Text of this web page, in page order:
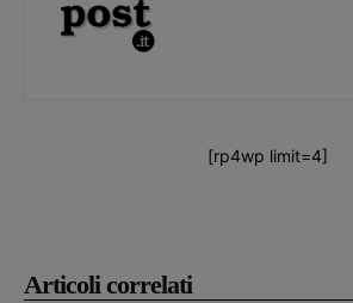
Articoli correlati
[rp4wp limit=4]